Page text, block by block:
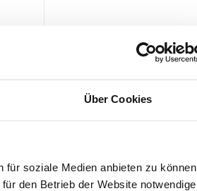
Über Cookies
für soziale Medien anbieten zu können
den Betrieb der Website notwendige